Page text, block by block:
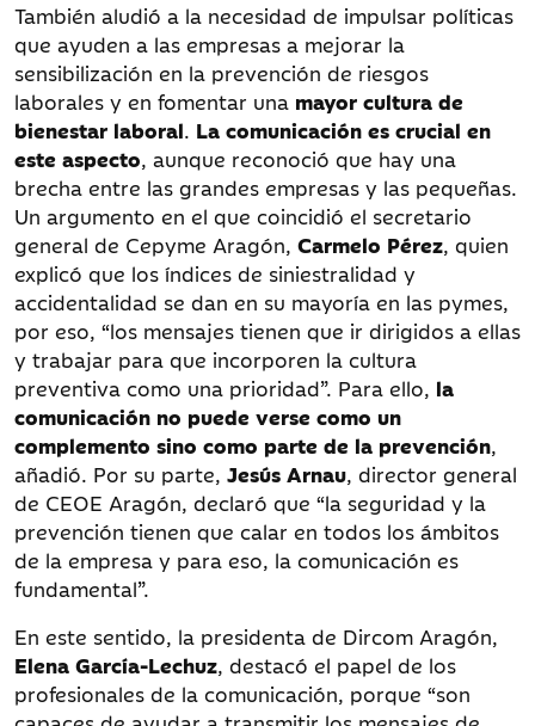
También aludió a la necesidad de impulsar políticas
que ayuden a las empresas a mejorar la
sensibilización en la prevención de riesgos
laborales y en fomentar una mayor cultura de
bienestar laboral. La comunicación es crucial en
este aspecto, aunque reconoció que hay una
brecha entre las grandes empresas y las pequeñas.
Un argumento en el que coincidió el secretario
general de Cepyme Aragón, Carmelo Pérez, quien
explicó que los índices de siniestralidad y
accidentalidad se dan en su mayoría en las pymes,
por eso, “los mensajes tienen que ir dirigidos a ellas
y trabajar para que incorporen la cultura
preventiva como una prioridad”. Para ello, la
comunicación no puede verse como un
complemento sino como parte de la prevención,
añadió. Por su parte, Jesús Arnau, director general
de CEOE Aragón, declaró que “la seguridad y la
prevención tienen que calar en todos los ámbitos
de la empresa y para eso, la comunicación es
fundamental”.
En este sentido, la presidenta de Dircom Aragón,
Elena García-Lechuz, destacó el papel de los
profesionales de la comunicación, porque “son